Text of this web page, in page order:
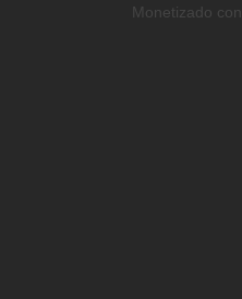
Monetizado con